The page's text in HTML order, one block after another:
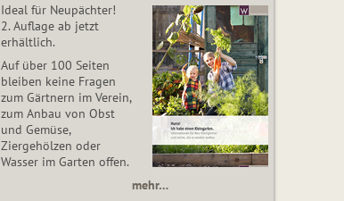
Ideal für Neupächter!
2. Auflage ab jetzt
erhältlich.
Auf über 100 Seiten
bleiben keine Fragen
zum Gärtnern im Verein,
zum Anbau von Obst
und Gemüse,
Ziergehölzen oder
Wasser im Garten offen.
mehr…